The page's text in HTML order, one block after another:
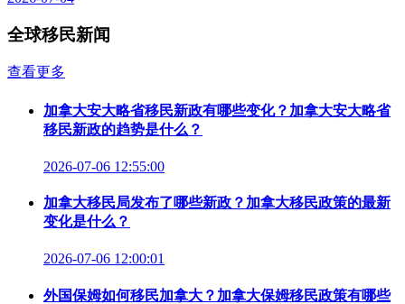
全球移民新闻
查看更多
加拿大安大略省移民新政有哪些变化？加拿大安大略省
移民新政的趋势是什么？
2026-07-06 12:55:00
加拿大移民局发布了哪些新政？加拿大移民政策的最新
变化是什么？
2026-07-06 12:00:01
外国保姆如何移民加拿大？加拿大保姆移民政策有哪些